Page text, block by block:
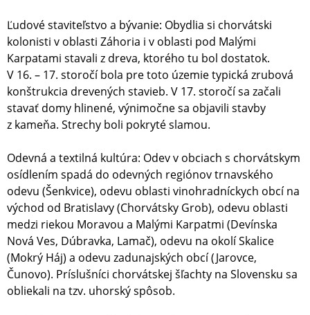
Ľudové staviteľstvo a bývanie: Obydlia si chorvátski
kolonisti v oblasti Záhoria i v oblasti pod Malými
Karpatami stavali z dreva, ktorého tu bol dostatok.
V 16. – 17. storočí bola pre toto územie typická zrubová
konštrukcia drevených stavieb. V 17. storočí sa začali
stavať domy hlinené, výnimočne sa objavili stavby
z kameňa. Strechy boli pokryté slamou.
Odevná a textilná kultúra: Odev v obciach s chorvátskym
osídlením spadá do odevných regiónov trnavského
odevu (Šenkvice), odevu oblasti vinohradníckych obcí na
východ od Bratislavy (Chorvátsky Grob), odevu oblasti
medzi riekou Moravou a Malými Karpatmi (Devínska
Nová Ves, Dúbravka, Lamač), odevu na okolí Skalice
(Mokrý Háj) a odevu zadunajských obcí (Jarovce,
Čunovo). Príslušníci chorvátskej šľachty na Slovensku sa
obliekali na tzv. uhorský spôsob.